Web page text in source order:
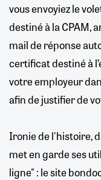
vous envoyiez le
destiné à la CPAM,
mail de réponse
certificat destiné à
votre employeur
afin de justifier de
Ironie de l'histoire,
met en garde ses
ligne" : le site